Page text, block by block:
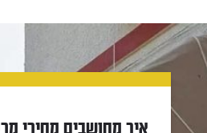
איך מחושבים מחירי